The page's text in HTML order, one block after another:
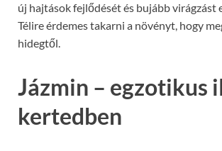
új hajtások fejlődését és bujább virágzást
Télire érdemes takarni a növényt, hogy
hidegtől.
Jázmin – egzotikus
kertedben